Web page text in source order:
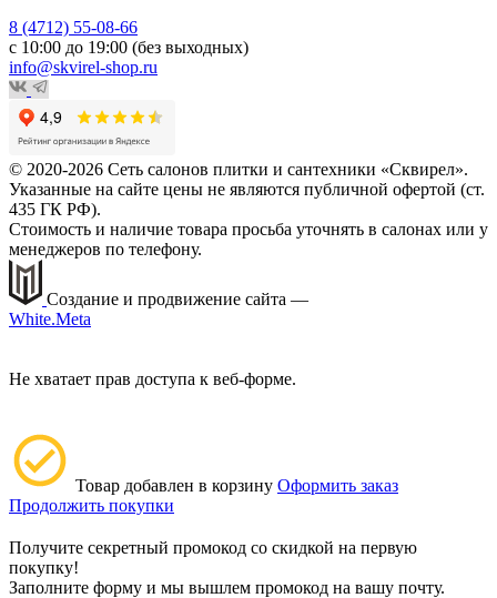
8 (4712) 55-08-66
с 10:00 до 19:00 (без выходных)
info@skvirel-shop.ru
© 2020-2026 Сеть салонов плитки и сантехники «Сквирел».
Указанные на сайте цены не являются публичной офертой (ст.
435 ГК РФ).
Стоимость и наличие товара просьба уточнять в салонах или у
менеджеров по телефону.
Создание и продвижение сайта —
White.Meta
Не хватает прав доступа к веб-форме.
Товар добавлен в корзину Оформить заказ
Продолжить покупки
Получите секретный промокод со скидкой на первую
покупку!
Заполните форму и мы вышлем промокод на вашу почту.